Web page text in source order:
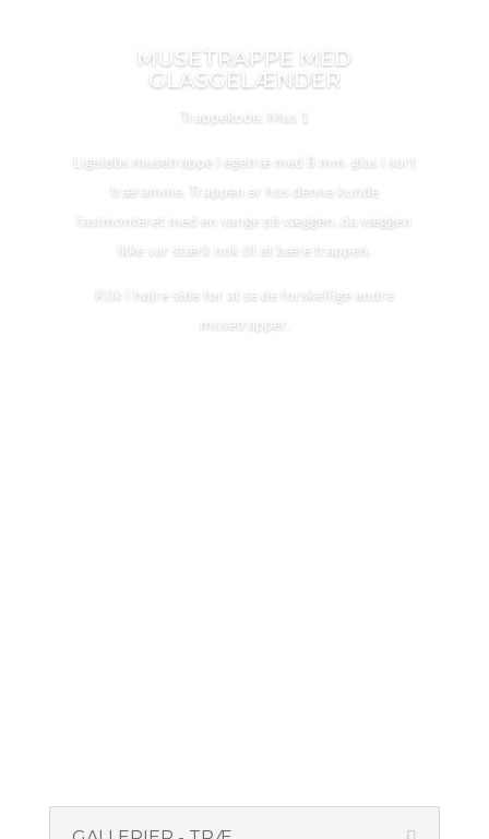
MUSETRAPPE MED
GLASGELÆNDER
Trappekode: Mus 1
Ligeløbs musetrappe i egetræ med 8 mm. glas i sort
træramme. Trappen er hos denne kunde
fastmonteret med en vange på væggen, da væggen
ikke var stærk nok til at bære trappen.
Klik i højre side for at se de forskellige andre
musetrapper.